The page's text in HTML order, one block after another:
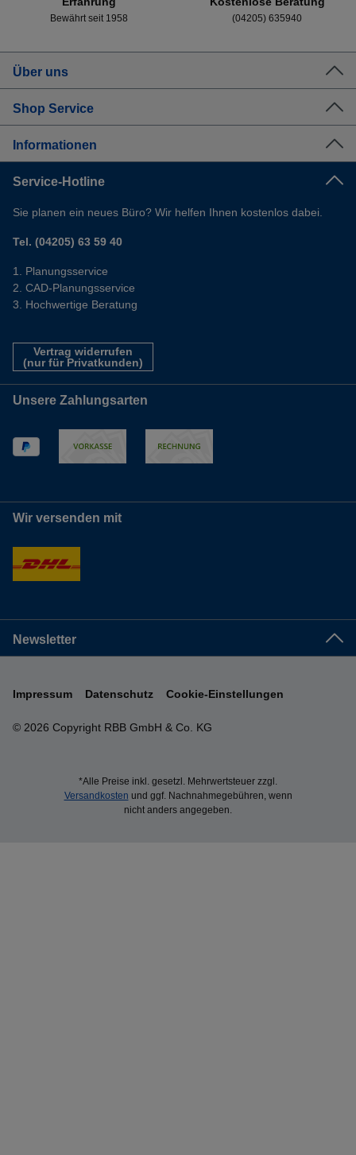
Bewährt seit 1958 (04205) 635940
Über uns
Shop Service
Informationen
Service-Hotline
Sie planen ein neues Büro? Wir helfen Ihnen kostenlos dabei.
Tel. (04205) 63 59 40
Planungsservice
CAD-Planungsservice
Hochwertige Beratung
Vertrag widerrufen
(nur für Privatkunden)
Unsere Zahlungsarten
Wir versenden mit
Newsletter
© 2026 Copyright RBB GmbH & Co. KG
Impressum Datenschutz Cookie-Einstellungen
*Alle Preise inkl. gesetzl. Mehrwertsteuer zzgl.
Versandkosten und ggf. Nachnahmegebühren, wenn
nicht anders angegeben.